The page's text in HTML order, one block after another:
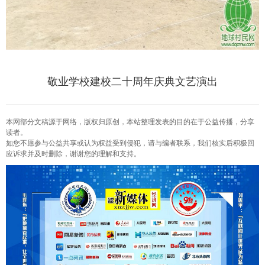
敬业学校建校二十周年庆典文艺演出
本网部分文稿源于网络，版权归原创，本站整理发表的目的在于公益传播，分享
读者。
如您不愿参与公益共享或认为权益受到侵犯，请与编者联系，我们核实后积极回
应诉求并及时删除，谢谢您的理解和支持。